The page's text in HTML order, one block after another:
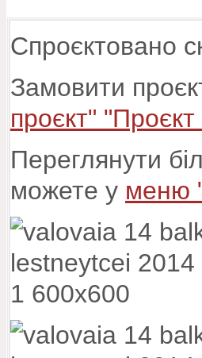
Спроєктовано
Замовити
проєкт"
Переглянути
можете у меню